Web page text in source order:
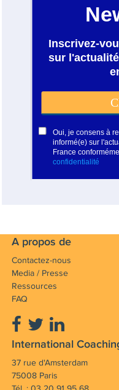
A propos de
Contactez-nous
Media / Presse
Ressources
FAQ
International
37 rue d'Amsterdam
75008 Paris